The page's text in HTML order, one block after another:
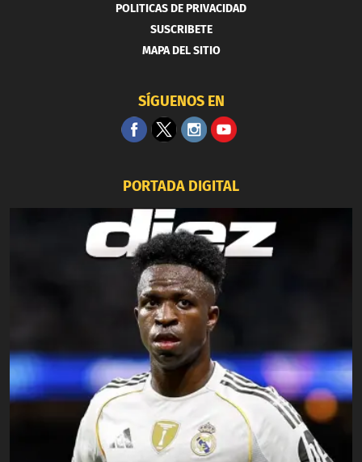
POLITICAS DE PRIVACIDAD
SUSCRIBETE
MAPA DEL SITIO
SÍGUENOS EN
PORTADA DIGITAL